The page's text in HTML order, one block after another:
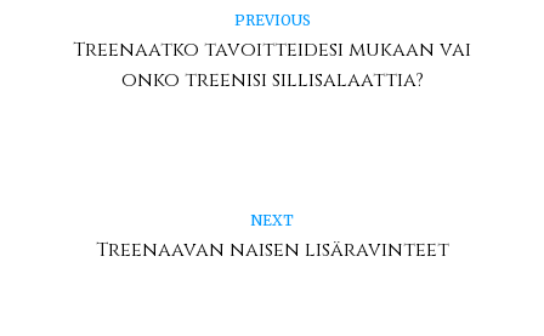
PREVIOUS
Treenaatko tavoitteidesi mukaan vai
onko treenisi sillisalaattia?
NEXT
Treenaavan naisen lisäravinteet